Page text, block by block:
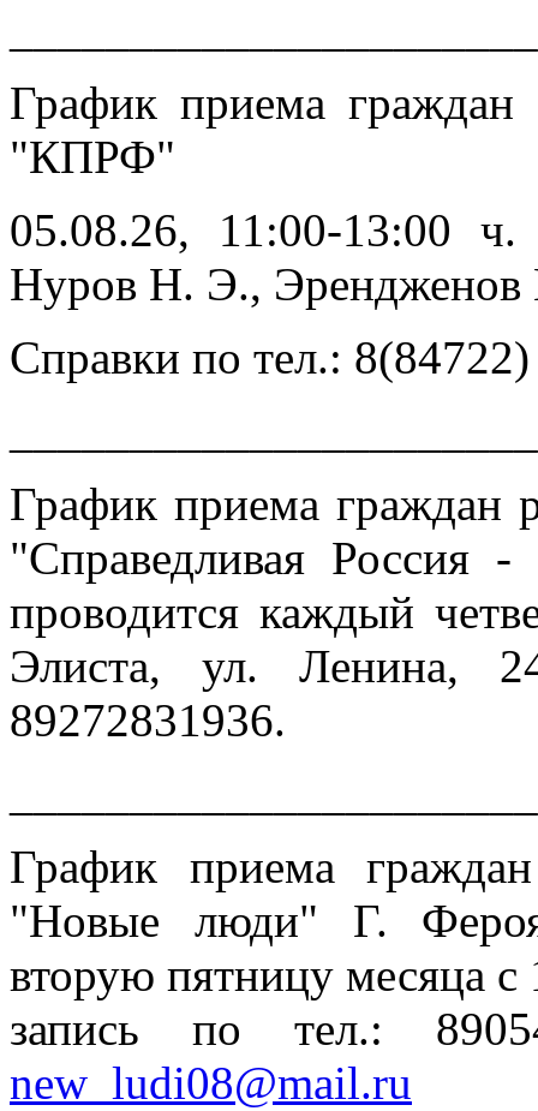
График приема
"КПРФ"
05.08.26, 11:00-13:00
Нуров Н. Э.,
Справки по тел.:
График приема граждан
"Справедливая Россия
проводится каждый
Элиста, ул. Ленина,
89272831936.
График приема
"Новые люди" Г.
вторую пятницу месяца
запись по тел.:
new_ludi08@mail.ru